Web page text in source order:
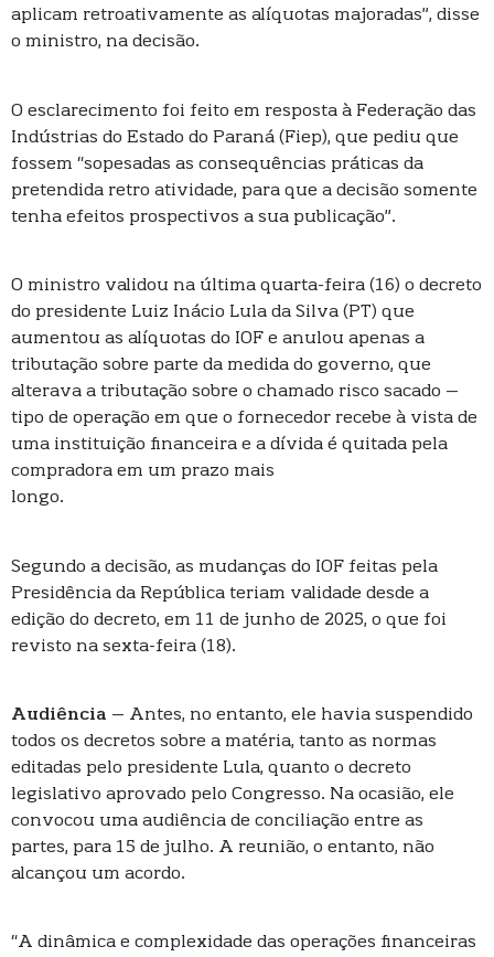
aplicam retroativamente as alíquotas majoradas”, disse
o ministro, na decisão.
O esclarecimento foi feito em resposta à Federação das
Indústrias do Estado do Paraná (Fiep), que pediu que
fossem “sopesadas as consequências práticas da
pretendida retro atividade, para que a decisão somente
tenha efeitos prospectivos a sua publicação”.
O ministro validou na última quarta-feira (16) o decreto
do presidente Luiz Inácio Lula da Silva (PT) que
aumentou as alíquotas do IOF e anulou apenas a
tributação sobre parte da medida do governo, que
alterava a tributação sobre o chamado risco sacado –
tipo de operação em que o fornecedor recebe à vista de
uma instituição financeira e a dívida é quitada pela
compradora em um prazo mais
longo.
Segundo a decisão, as mudanças do IOF feitas pela
Presidência da República teriam validade desde a
edição do decreto, em 11 de junho de 2025, o que foi
revisto na sexta-feira (18).
Audiência – Antes, no entanto, ele havia suspendido
todos os decretos sobre a matéria, tanto as normas
editadas pelo presidente Lula, quanto o decreto
legislativo aprovado pelo Congresso. Na ocasião, ele
convocou uma audiência de conciliação entre as
partes, para 15 de julho. A reunião, o entanto, não
alcançou um acordo.
“A dinâmica e complexidade das operações financeiras